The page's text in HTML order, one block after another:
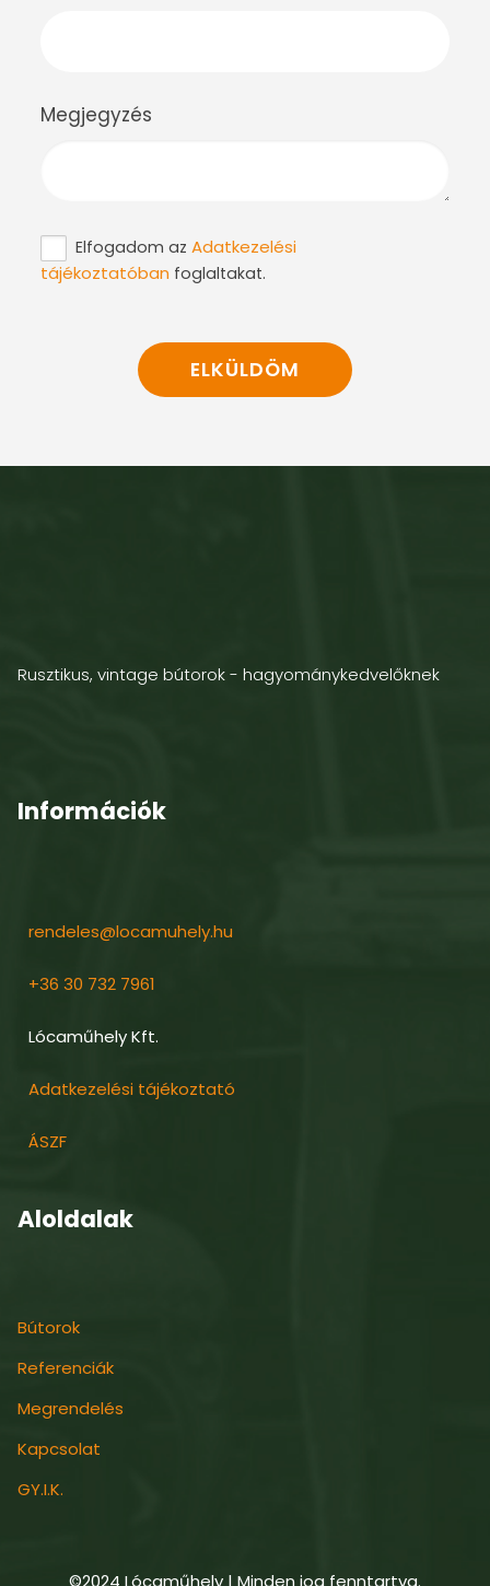
Megjegyzés
Elfogadom az Adatkezelési
tájékoztatóban foglaltakat.
Rusztikus, vintage bútorok - hagyománykedvelőknek
Információk
rendeles@locamuhely.hu
+36 30 732 7961
Lócaműhely Kft.
Adatkezelési tájékoztató
ÁSZF
Aloldalak
Bútorok
Referenciák
Megrendelés
Kapcsolat
GY.I.K.